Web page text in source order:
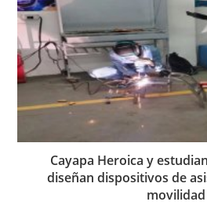
Cayapa Heroica y
diseñan dispositivos de
movilidad